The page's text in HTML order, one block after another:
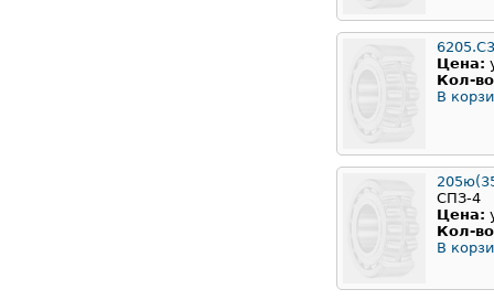
6205.C3
Цена:
Кол-
В
СПЗ-4
Цена:
Кол-
В